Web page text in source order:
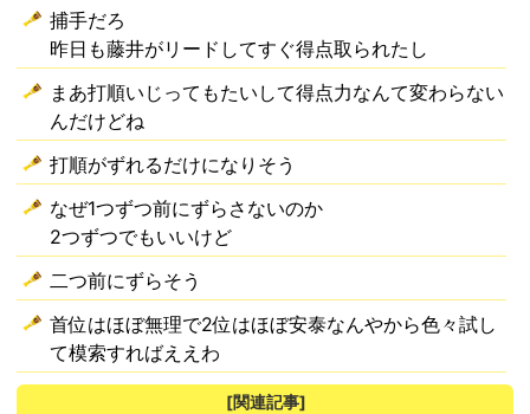
捕手だろ
昨日も藤井がリードしてすぐ得点取られたし
まあ打順いじってもたいして得点力なんて変わらない
んだけどね
打順がずれるだけになりそう
なぜ1つずつ前にずらさないのか
2つずつでもいいけど
二つ前にずらそう
首位はほぼ無理で2位はほぼ安泰なんやから色々試し
て模索すればええわ
[関連記事]